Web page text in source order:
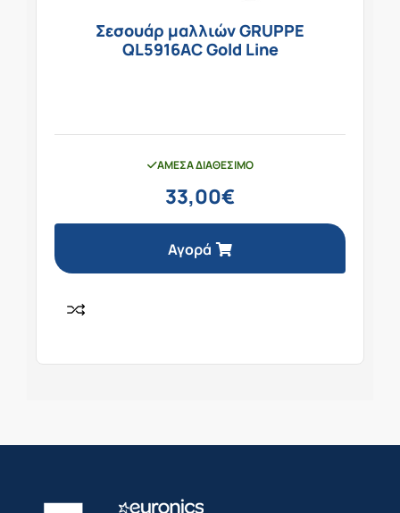
Σεσουάρ μαλλιών GRUPPE
QL5916AC Gold Line
ΆΜΕΣΑ ΔΙΑΘΈΣΙΜΟ
33,00€
Αγορά